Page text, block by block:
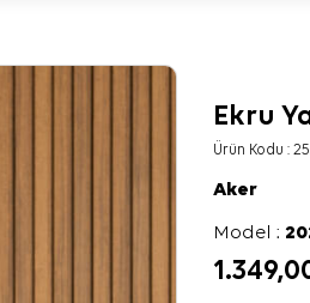
BÜYÜK
Ekru
Ürün Kodu :
Aker
Model :